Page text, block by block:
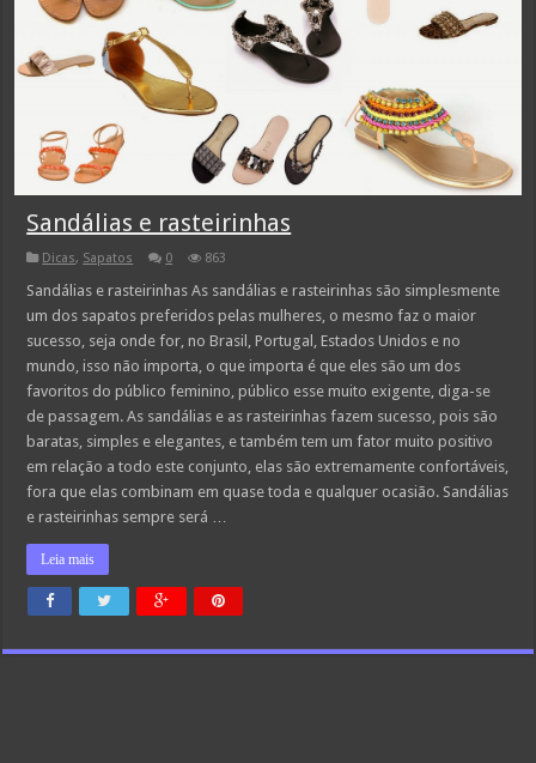
Sandálias e rasteirinhas
Dicas, Sapatos 0 863
Sandálias e rasteirinhas As sandálias e rasteirinhas são simplesmente
um dos sapatos preferidos pelas mulheres, o mesmo faz o maior
sucesso, seja onde for, no Brasil, Portugal, Estados Unidos e no
mundo, isso não importa, o que importa é que eles são um dos
favoritos do público feminino, público esse muito exigente, diga-se
de passagem. As sandálias e as rasteirinhas fazem sucesso, pois são
baratas, simples e elegantes, e também tem um fator muito positivo
em relação a todo este conjunto, elas são extremamente confortáveis,
fora que elas combinam em quase toda e qualquer ocasião. Sandálias
e rasteirinhas sempre será …
Leia mais